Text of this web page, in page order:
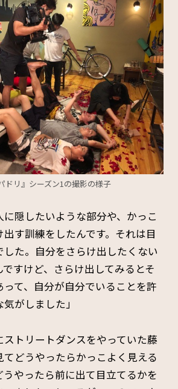
ドリ』シーズン1の撮影の様子
に隠したいような部分や、かっこ
す訓練をしたんです。それは目
た。自分をさらけ出したくない
すけど、さらけ出してみるとそ
って、自分が自分でいることを許
がしました」
トリートダンスをやっていた藤
どうやったらかっこよく見える
やったら前に出て目立てるかを